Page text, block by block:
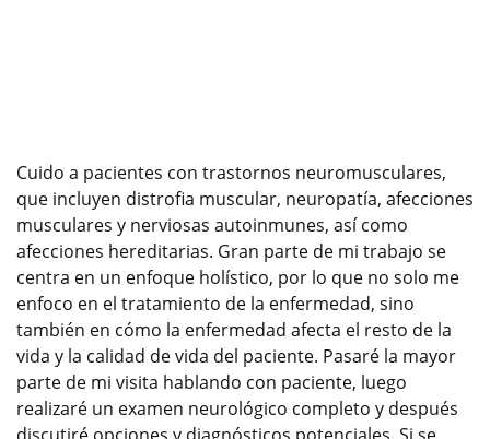
Cuido a pacientes con trastornos neuromusculares,
que incluyen distrofia muscular, neuropatía, afecciones
musculares y nerviosas autoinmunes, así como
afecciones hereditarias. Gran parte de mi trabajo se
centra en un enfoque holístico, por lo que no solo me
enfoco en el tratamiento de la enfermedad, sino
también en cómo la enfermedad afecta el resto de la
vida y la calidad de vida del paciente. Pasaré la mayor
parte de mi visita hablando con paciente, luego
realizaré un examen neurológico completo y después